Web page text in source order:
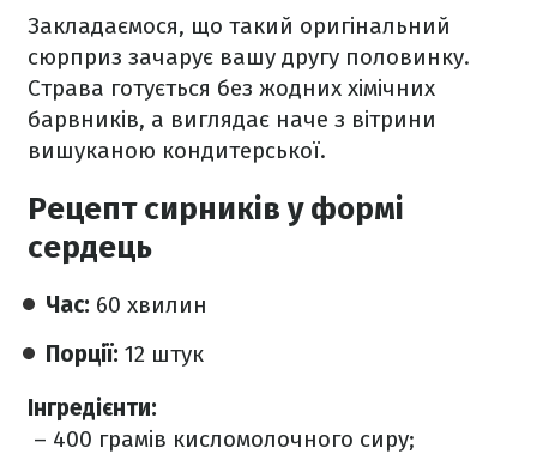
Закладаємося, що такий оригінальний
сюрприз зачарує вашу другу половинку.
Страва готується без жодних хімічних
барвників, а виглядає наче з вітрини
вишуканою кондитерської.
Рецепт сирників у формі
сердець
Час: 60 хвилин
Порції: 12 штук
Інгредієнти:
– 400 грамів кисломолочного сиру;